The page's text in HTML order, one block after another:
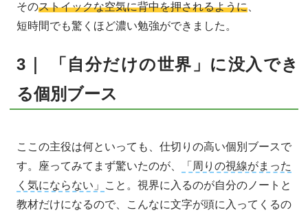
そのストイックな空気に背中を押されるように
短時間でも驚くほど濃い勉強ができました。
3｜ 「自分だけの世界」に没入でき
る個別ブース
ここの主役は何といっても、仕切りの高い個別ブースで
す。座ってみてまず驚いたのが、
「周りの視線がまった
く気にならない」
こと。視界に入るのが自分のノートと
教材だけになるので、こんなに文字が頭に入ってくるの